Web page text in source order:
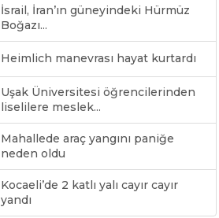
İsrail, İran’ın güneyindeki Hürmüz
Boğazı...
Heimlich manevrası hayat kurtardı
Uşak Üniversitesi öğrencilerinden
liselilere meslek...
Mahallede araç yangını paniğe
neden oldu
Kocaeli’de 2 katlı yalı cayır cayır
yandı